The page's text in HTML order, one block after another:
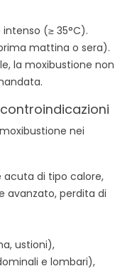
(≥ 35°C).
mattina o sera).
la moxibustione non
nei
acuta di tipo calore,
avanzato, perdita di
ustioni),
e lombari),